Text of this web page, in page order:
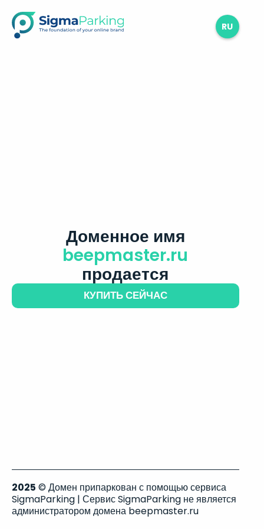
RU
Доменное имя
beepmaster.ru
продается
КУПИТЬ СЕЙЧАС
2025 © Домен припаркован с помощью сервиса
SigmaParking | Сервис SigmaParking не является
администратором домена beepmaster.ru